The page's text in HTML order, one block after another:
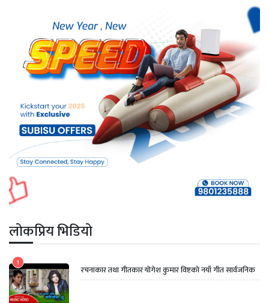
लोकप्रिय भिडियो
1
रचनाकार तथा गीतकार योगेश कुमार विष्टको नयाँ गीत सार्वजनिक